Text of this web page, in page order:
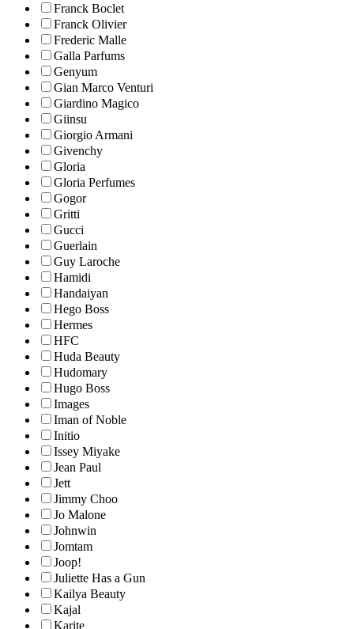
Franck Boclet
Franck Olivier
Frederic Malle
Galla Parfums
Genyum
Gian Marco Venturi
Giardino Magico
Giinsu
Giorgio Armani
Givenchy
Gloria
Gloria Perfumes
Gogor
Gritti
Gucci
Guerlain
Guy Laroche
Hamidi
Handaiyan
Hego Boss
Hermes
HFC
Huda Beauty
Hudomary
Hugo Boss
Images
Iman of Noble
Initio
Issey Miyake
Jean Paul
Jett
Jimmy Choo
Jo Malone
Johnwin
Jomtam
Joop!
Juliette Has a Gun
Kailya Beauty
Kajal
Karite